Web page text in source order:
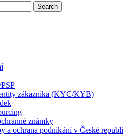
zákazníka (KYC/KYB)
známky
a ochrana podnikání v České